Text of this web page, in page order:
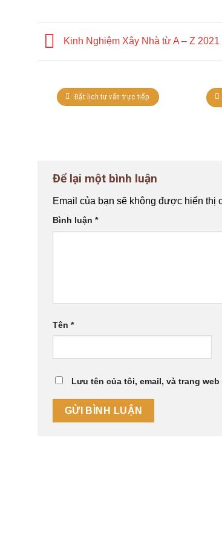
Kinh Nghiệm Xây Nhà từ A – Z 2021
Đặt lịch tư vấn trực tiếp
Để lại một bình luận
Email của bạn sẽ không được hiển thị
Bình luận *
Tên *
Lưu tên của tôi, email, và trang